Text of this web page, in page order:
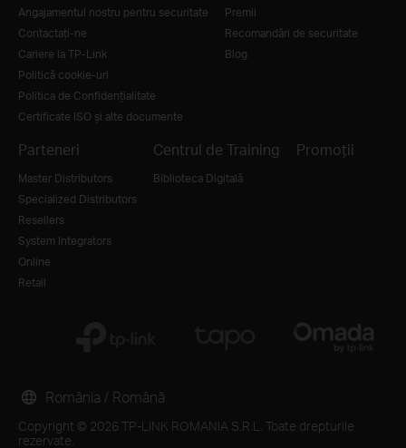
Angajamentul nostru pentru securitate
Contactați-ne
Cariere la TP-Link
Politică cookie-uri
Politica de Confidențialitate
Certificate ISO și alte documente
Premii
Recomandări de securitate
Blog
Parteneri
Master Distributors
Specialized Distributors
Resellers
System Integrators
Online
Retail
Centrul de Training
Biblioteca Digitală
Promoții
Copyright © 2026 TP-LINK ROMANIA S.R.L. Toate drepturile
rezervate.
România / Română